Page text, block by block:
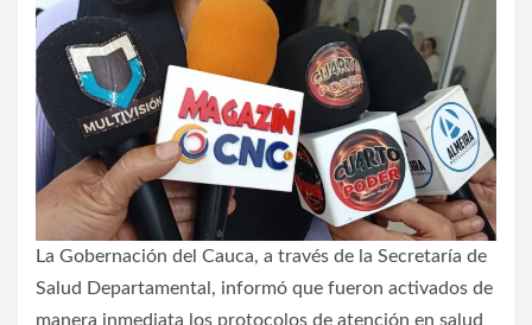
La Gobernación del Cauca, a través de la Secretaría de
Salud Departamental, informó que fueron activados de
manera inmediata los protocolos de atención en salud